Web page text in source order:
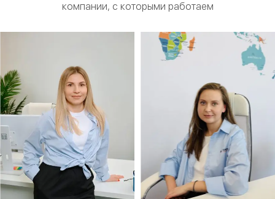
компании, с которыми работаем